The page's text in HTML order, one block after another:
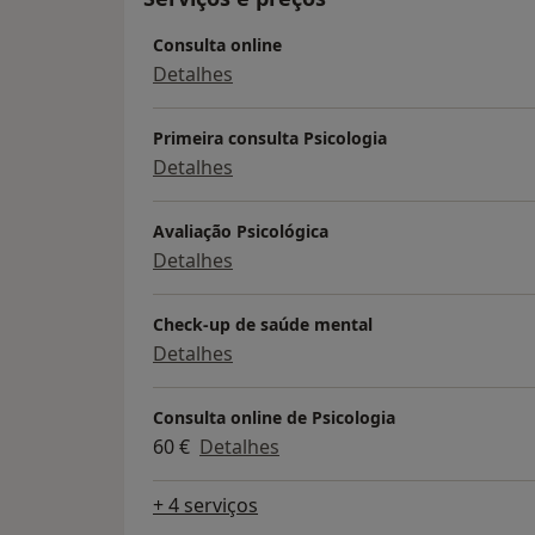
consultório privado, presencialmente e
Como instrutora de mindfulness,
grupo e individuais, e programas
redução de stress baseado em Mindfulness).
Consulta online
Detalhes
Primeira consulta Psicologia
Detalhes
Avaliação Psicológica
Detalhes
Check-up de saúde mental
Detalhes
Consulta online de Psicologia
60 € Detalhes
+ 4 serviços